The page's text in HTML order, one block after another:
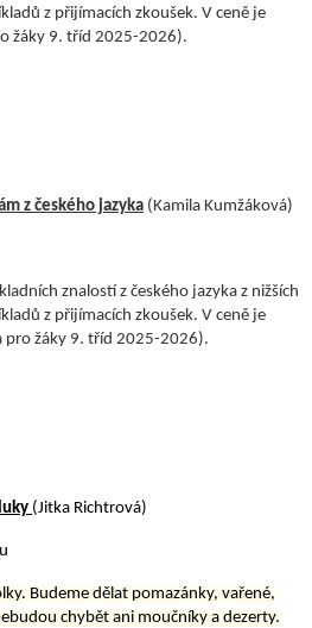
z přijímacích zkoušek. V ceně je
žáky 9. tříd 2025-2026).
z českého jazyka (Kamila Kumžáková)
znalostí z českého jazyka z nižších
z přijímacích zkoušek. V ceně je
pro žáky 9. tříd 2025-2026).
(Jitka Richtrová)
Budeme dělat pomazánky, vařené,
chybět ani moučníky a dezerty.